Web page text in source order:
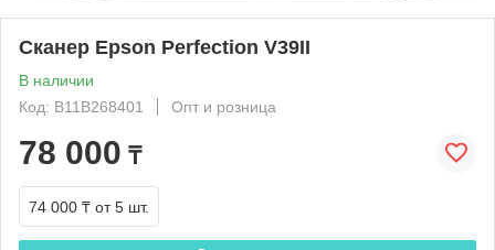
Сканер Epson Perfection V39II
В наличии
Код: B11B268401
Опт и розница
78 000 ₸
74 000 ₸ от 5 шт.